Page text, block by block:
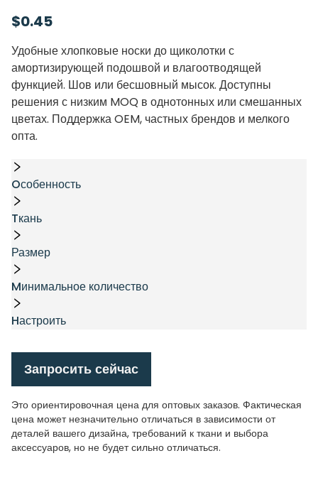
$0.45
Удобные хлопковые носки до щиколотки с
амортизирующей подошвой и влагоотводящей
функцией. Шов или бесшовный мысок. Доступны
решения с низким MOQ в однотонных или смешанных
цветах. Поддержка OEM, частных брендов и мелкого
опта.
Oсобенность
Tкань
Размер
Mинимальное количество
Hастроить
Запросить сейчас
Это ориентировочная цена для оптовых заказов. Фактическая
цена может незначительно отличаться в зависимости от
деталей вашего дизайна, требований к ткани и выбора
аксессуаров, но не будет сильно отличаться.